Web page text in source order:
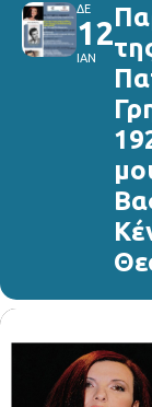
ΔΕ
12
ΙΑΝ